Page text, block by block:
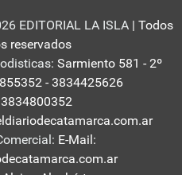
EDITORIAL LA ISLA | Todos
reservados
Sarmiento 581 - 2º
- 3834425626
3834800352
E-Mail: